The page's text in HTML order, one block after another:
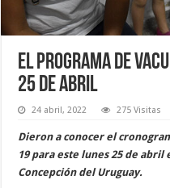
El programa de
25 de abril
24 abril, 2022 275 Visitas
Dieron a conocer el
19 para este lunes 25 de abril
Concepción del Uruguay.